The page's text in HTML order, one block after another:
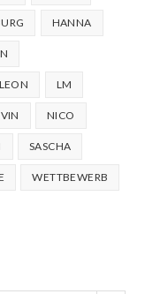
HANNA
LEON LM
NICO
SASCHA
WETTBEWERB